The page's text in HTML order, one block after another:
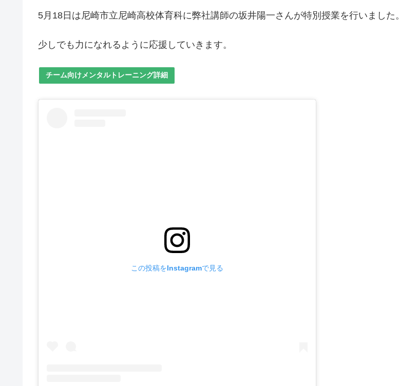
5月18日は尼崎市立尼崎高校体育科に弊社講師の坂井陽一さんが特別授業を行いました。
少しでも力になれるように応援していきます。
チーム向けメンタルトレーニング詳細
この投稿をInstagramで見る